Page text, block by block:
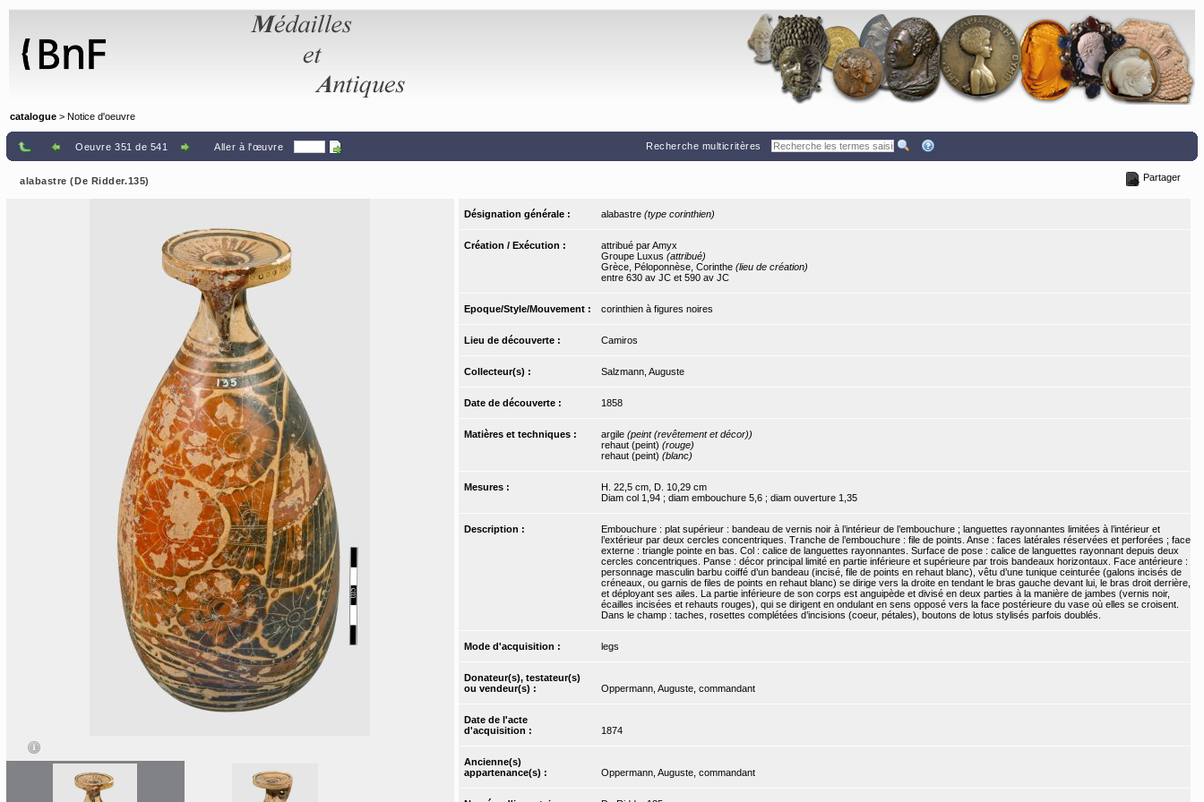
catalogue > Notice d'oeuvre
Oeuvre 351 de 541 Aller à l'œuvre Recherche multicritères
alabastre (De Ridder.135) Partager
Désignation générale : alabastre (type corinthien)
Création / Exécution :
attribué par Amyx
Groupe Luxus (attribué)
Grèce, Péloponnèse, Corinthe (lieu de création)
entre 630 av JC et 590 av JC
Epoque/Style/Mouvement : corinthien à figures noires
Lieu de découverte : Camiros
Collecteur(s) : Salzmann, Auguste
Date de découverte : 1858
Matières et techniques : argile (peint (revêtement et décor))
rehaut (peint) (rouge)
rehaut (peint) (blanc)
Mesures :
H. 22,5 cm, D. 10,29 cm
Diam col 1,94 ; diam embouchure 5,6 ; diam ouverture 1,35
Description :
Embouchure : plat supérieur : bandeau de vernis noir à l’intérieur de l’embouchure ; languettes rayonnantes limitées à l’intérieur et
l’extérieur par deux cercles concentriques. Tranche de l’embouchure : file de points. Anse : faces latérales réservées et perforées ; face
externe : triangle pointe en bas. Col : calice de languettes rayonnantes. Surface de pose : calice de languettes rayonnant depuis deux
cercles concentriques. Panse : décor principal limité en partie inférieure et supérieure par trois bandeaux horizontaux. Face antérieure :
personnage masculin barbu coiffé d’un bandeau (incisé, file de points en rehaut blanc), vêtu d’une tunique ceinturée (galons incisés de
créneaux, ou garnis de files de points en rehaut blanc) se dirige vers la droite en tendant le bras gauche devant lui, le bras droit derrière,
et déployant ses ailes. La partie inférieure de son corps est anguipède et divisé en deux parties à la manière de jambes (vernis noir,
écailles incisées et rehauts rouges), qui se dirigent en ondulant en sens opposé vers la face postérieure du vase où elles se croisent.
Dans le champ : taches, rosettes complétées d’incisions (coeur, pétales), boutons de lotus stylisés parfois doublés.
Mode d'acquisition : legs
Donateur(s), testateur(s)
ou vendeur(s) :
Oppermann, Auguste, commandant
Date de l'acte
d'acquisition :
1874
Ancienne(s)
appartenance(s) :
Oppermann, Auguste, commandant